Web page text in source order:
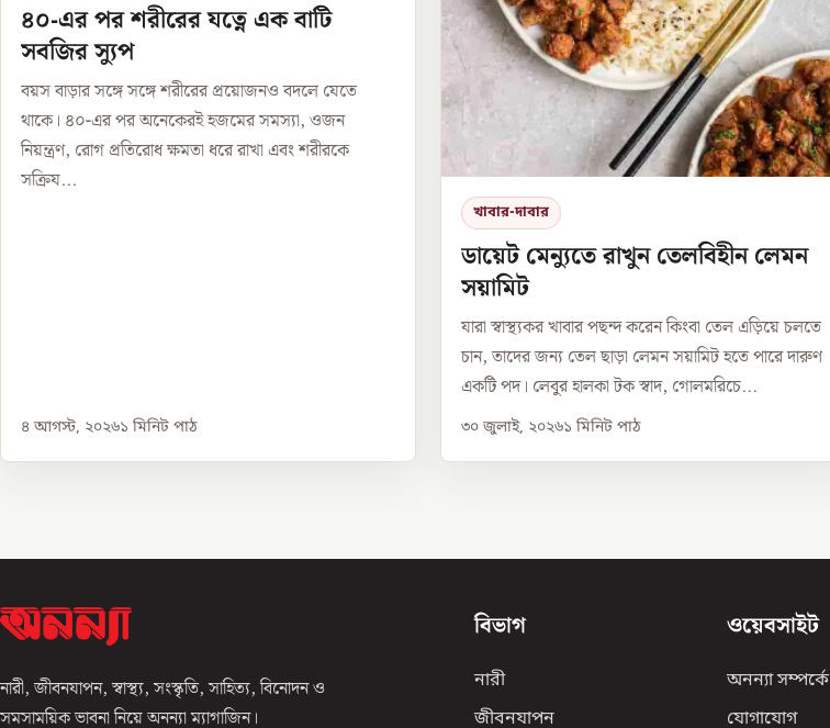
৪০-এর পর শরীরের যত্নে এক বাটি
সবজির স্যুপ
বয়স বাড়ার সঙ্গে সঙ্গে শরীরের প্রয়োজনও বদলে যেতে
থাকে। ৪০-এর পর অনেকেরই হজমের সমস্যা, ওজন
নিয়ন্ত্রণ, রোগ প্রতিরোধ ক্ষমতা ধরে রাখা এবং শরীরকে
সক্রিয...
৪ আগস্ট, ২০২৬১ মিনিট পাঠ
খাবার-দাবার
ডায়েট মেন্যুতে রাখুন তেলবিহীন লেমন
সয়ামিট
যারা স্বাস্থ্যকর খাবার পছন্দ করেন কিংবা তেল এড়িয়ে চলতে
চান, তাদের জন্য তেল ছাড়া লেমন সয়ামিট হতে পারে দারুণ
একটি পদ। লেবুর হালকা টক স্বাদ, গোলমরিচে...
৩০ জুলাই, ২০২৬১ মিনিট পাঠ
নারী, জীবনযাপন, স্বাস্থ্য, সংস্কৃতি, সাহিত্য, বিনোদন ও
সমসাময়িক ভাবনা নিয়ে অনন্যা ম্যাগাজিন।
বিভাগ
নারী
জীবনযাপন
ওয়েবসাইট
অনন্যা সম্পর্কে
যোগাযোগ